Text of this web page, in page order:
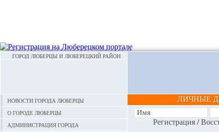
ГОРОД ЛЮБЕРЦЫ И ЛЮБЕРЕЦКИЙ РАЙОН
Новости города Люберцы
О городе Люберцы
Администрация города
ЛИЧНЫЕ
Регистрация/